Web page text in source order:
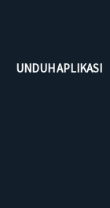
UNDUH APLIKASI